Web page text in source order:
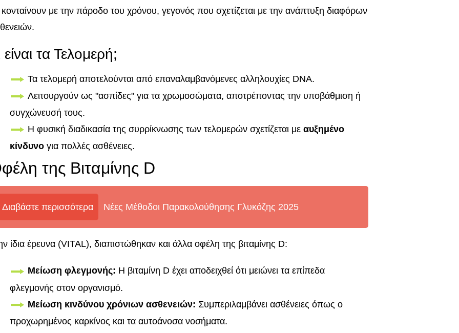
με την πάροδο του χρόνου, γεγονός που σχετίζεται με την ανάπτυξη διαφόρων
είναι τα Τελομερή;
Τα τελομερή αποτελούνται από επαναλαμβανόμενες αλληλουχίες DNA.
Λειτουργούν ως "ασπίδες" για τα χρωμοσώματα, αποτρέποντας την υποβάθμιση ή
συγχώνευσή τους.
Η φυσική διαδικασία της συρρίκνωσης των τελομερών σχετίζεται μεαυξημένο
κίνδυνο για πολλές ασθένειες.
της Βιταμίνης D
Διαβάστε περισσότερα Νέες Μέθοδοι Παρακολούθησης Γλυκόζης 2025
ίδια έρευνα (VITAL), διαπιστώθηκαν και άλλα οφέλη της βιταμίνης D:
Μείωση φλεγμονής: Η βιταμίνη D έχει αποδειχθεί ότι μειώνει τα επίπεδα
φλεγμονής στον οργανισμό.
Μείωση κινδύνου χρόνιων ασθενειών: Συμπεριλαμβάνει ασθένειες όπως ο
προχωρημένος καρκίνος και τα αυτοάνοσα νοσήματα.